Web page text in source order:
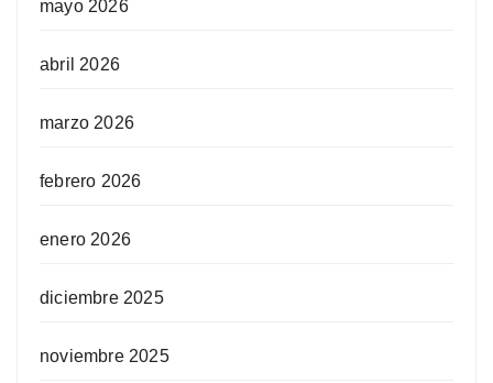
mayo 2026
abril 2026
marzo 2026
febrero 2026
enero 2026
diciembre 2025
noviembre 2025